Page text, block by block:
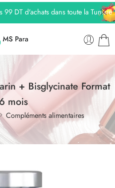
DT d'achats dans toute la Tunisie
+ Bisglycinate Format
mois
Compléments alimentaires